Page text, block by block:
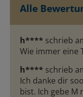
Alle
h**** schrieb
Wie immer eine
h**** schrieb
Ich danke dir
bist. Ich gebe M